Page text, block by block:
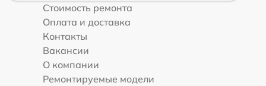
Стоимость ремонта
Оплата и доставка
Контакты
Вакансии
О компании
Ремонтируемые модели